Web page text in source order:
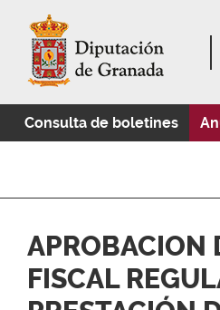
Consulta de boletines
APROBACION
FISCAL